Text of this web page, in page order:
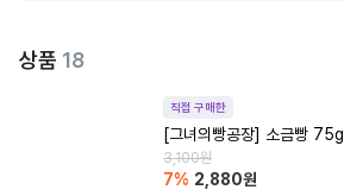
상품 18
직접 구매한
[그녀의빵공장] 소금빵 75g
3,100원
7% 2,880원